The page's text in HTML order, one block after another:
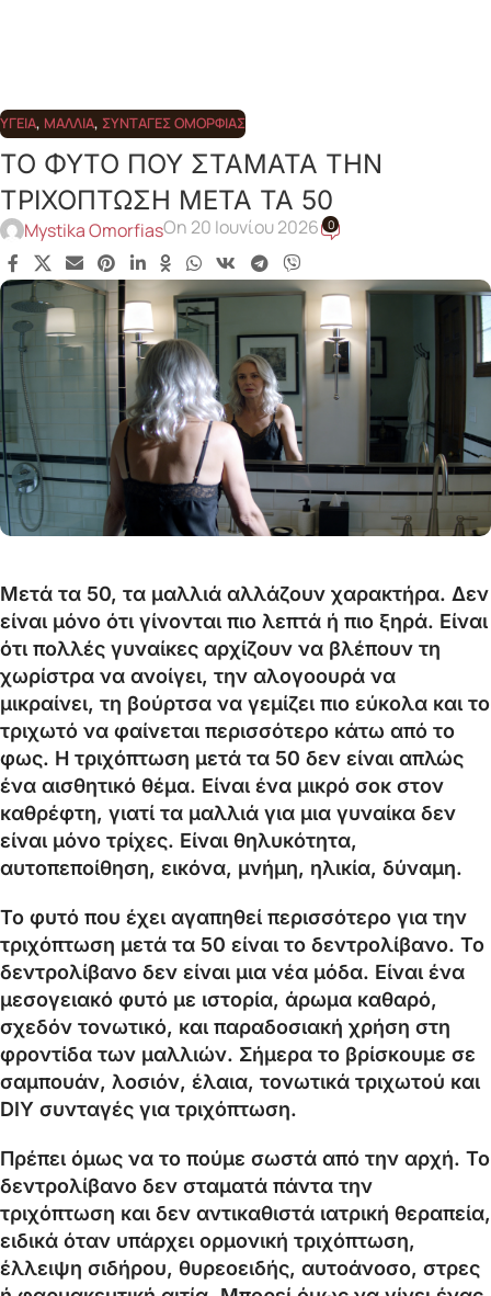
ΥΓΕΊΑ, ΜΑΛΛΙΆ, ΣΥΝΤΑΓΈΣ ΟΜΟΡΦΙΆΣ
ΤΟ ΦΥΤΟ ΠΟΥ ΣΤΑΜΑΤΑ ΤΗΝ
ΤΡΙΧΟΠΤΩΣΗ ΜΕΤΑ ΤΑ 50
Mystika OmorfiasOn 20 Ιουνίου 2026 0
Μετά τα 50, τα μαλλιά αλλάζουν χαρακτήρα. Δεν
είναι μόνο ότι γίνονται πιο λεπτά ή πιο ξηρά. Είναι
ότι πολλές γυναίκες αρχίζουν να βλέπουν τη
χωρίστρα να ανοίγει, την αλογοουρά να
μικραίνει, τη βούρτσα να γεμίζει πιο εύκολα και το
τριχωτό να φαίνεται περισσότερο κάτω από το
φως. Η τριχόπτωση μετά τα 50 δεν είναι απλώς
ένα αισθητικό θέμα. Είναι ένα μικρό σοκ στον
καθρέφτη, γιατί τα μαλλιά για μια γυναίκα δεν
είναι μόνο τρίχες. Είναι θηλυκότητα,
αυτοπεποίθηση, εικόνα, μνήμη, ηλικία, δύναμη.
Το φυτό που έχει αγαπηθεί περισσότερο για την
τριχόπτωση μετά τα 50 είναι το δεντρολίβανο. Το
δεντρολίβανο δεν είναι μια νέα μόδα. Είναι ένα
μεσογειακό φυτό με ιστορία, άρωμα καθαρό,
σχεδόν τονωτικό, και παραδοσιακή χρήση στη
φροντίδα των μαλλιών. Σήμερα το βρίσκουμε σε
σαμπουάν, λοσιόν, έλαια, τονωτικά τριχωτού και
DIY συνταγές για τριχόπτωση.
Πρέπει όμως να το πούμε σωστά από την αρχή. Το
δεντρολίβανο δεν σταματά πάντα την
τριχόπτωση και δεν αντικαθιστά ιατρική θεραπεία,
ειδικά όταν υπάρχει ορμονική τριχόπτωση,
έλλειψη σιδήρου, θυρεοειδής, αυτοάνοσο, στρες